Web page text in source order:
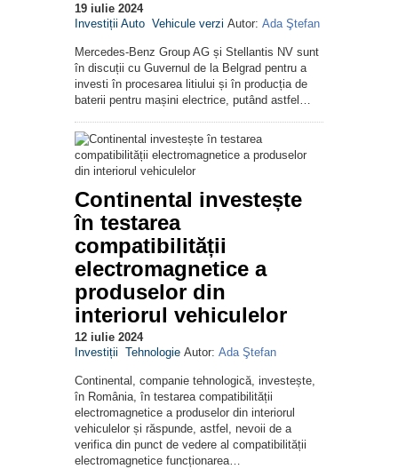
19 iulie 2024
Investiții Auto Vehicule verzi Autor: Ada Ştefan
Mercedes-Benz Group AG și Stellantis NV sunt
în discuții cu Guvernul de la Belgrad pentru a
investi în procesarea litiului și în producția de
baterii pentru mașini electrice, putând astfel…
Continental investește
în testarea
compatibilității
electromagnetice a
produselor din
interiorul vehiculelor
12 iulie 2024
Investiții Tehnologie Autor: Ada Ştefan
Continental, companie tehnologică, investește,
în România, în testarea compatibilității
electromagnetice a produselor din interiorul
vehiculelor și răspunde, astfel, nevoii de a
verifica din punct de vedere al compatibilității
electromagnetice funcționarea…